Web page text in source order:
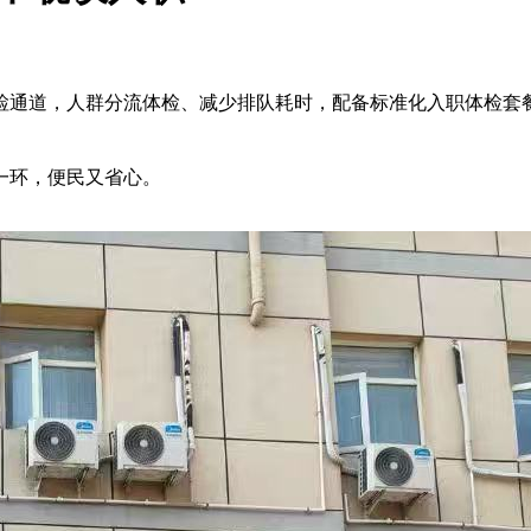
，人群分流体检、减少排队耗时，配备标准化入职体检套
，便民又省心。